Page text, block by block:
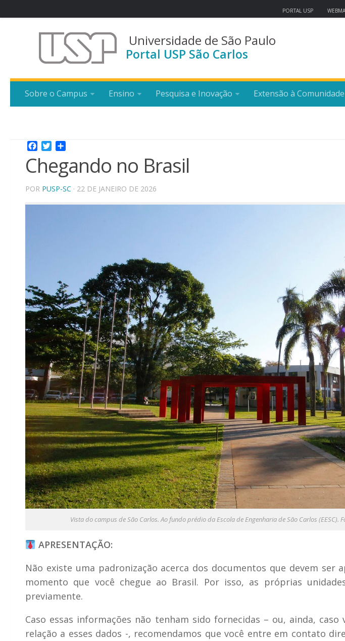
PORTAL USP
Universidade de São Paulo
Portal USP São Carlos
Sobre o Campus Ensino Pesquisa e Inovação Extensão à Comunidade
Facebook
Twitter
Chegando no Brasil
POR PUSP-SC · 22 DE JANEIRO DE 2026
Vista do campus de São Carlos. Ao fundo prédio da Escola de Engenharia de São Carlos (EESC).
APRESENTAÇÃO:
Não existe uma padronização acerca dos documentos que devem ser
momento que você chegue ao Brasil. Por isso, as próprias
previamente.
Caso essas informações não tenham sido fornecidas – ou, ainda,
relação a esses dados -, recomendamos que você entre em contato